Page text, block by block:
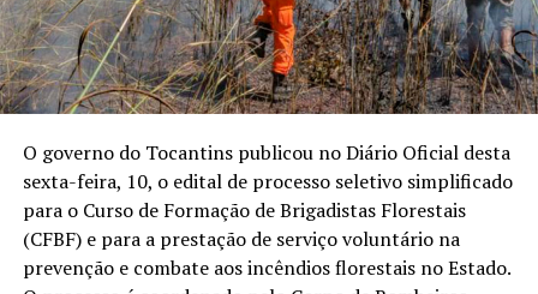
O governo do Tocantins publicou no Diário Oficial desta
sexta-feira, 10, o edital de processo seletivo simplificado
para o Curso de Formação de Brigadistas Florestais
(CFBF) e para a prestação de serviço voluntário na
prevenção e combate aos incêndios florestais no Estado.